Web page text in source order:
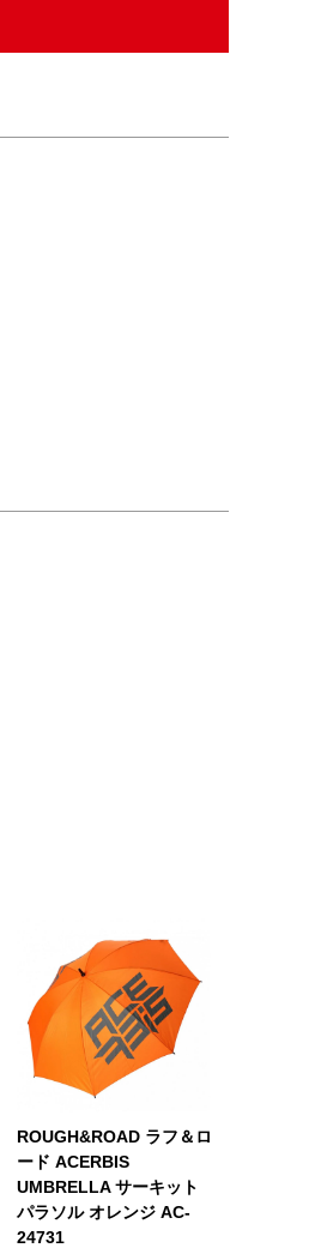
ROUGH&ROAD ラフ＆ロ
ード ACERBIS
UMBRELLA サーキット
パラソル オレンジ AC-
24731